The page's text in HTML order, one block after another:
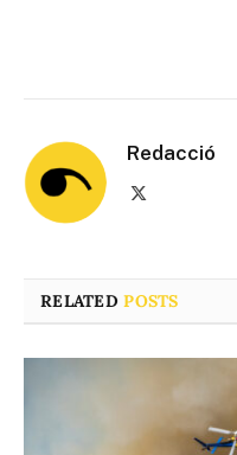
Redacció
RELATEDPOSTS